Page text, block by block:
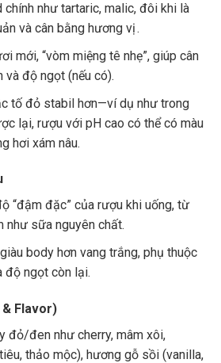
như tartaric, malic, đôi khi là
và cân bằng hương vị .
mới, “vòm miệng tê nhẹ”, giúp cân
và độ ngọt (nếu có).
tố đỏ stabil hơn—ví dụ như trong
lại, rượu với pH cao có thể có màu
hơi xám nâu.
“đậm đặc” của rượu khi uống, từ
như sữa nguyên chất.
body hơn vang trắng, phụ thuộc
độ ngọt còn lại.
Flavor)
đỏ/đen như cherry, mâm xôi,
thảo mộc), hương gỗ sồi (vanilla,